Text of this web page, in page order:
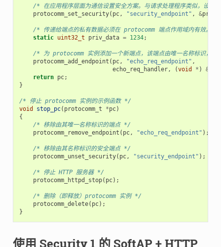
/* 在应用程序层面为通信设置安全方案。与请求处理程序类似，设
protocomm_set_security( pc, "security_endpoint" , &
/* 传递给端点的私有数据必须在 protocomm 端点作用域内有效。该
static uint32_t priv_data = 1234;
/* 为 protocomm 实例添加一个新端点，该端点由唯一名称标识，再
protocomm_add_endpoint ( pc, "echo_req_endpoint" ,
echo_req_handler, (void * ) &
return pc;
}
/* 停止 protocomm 实例的示例函数 */
void
stop_pc( protocomm_t *pc)
{
/* 移除由其唯一名称标识的端点 */
protocomm_remove_endpoint ( pc, "echo_req_endpoint" );
/* 移除由其名称标识的安全端点 */
protocomm_unset_security( pc, "security_endpoint" );
/* 停止 HTTP 服务器 */
protocomm_httpd_stop( pc);
/* 删除（即释放）protocomm 实例 */
protocomm_delete( pc);
}
使用 Security 1 的 SoftAP + HTTP